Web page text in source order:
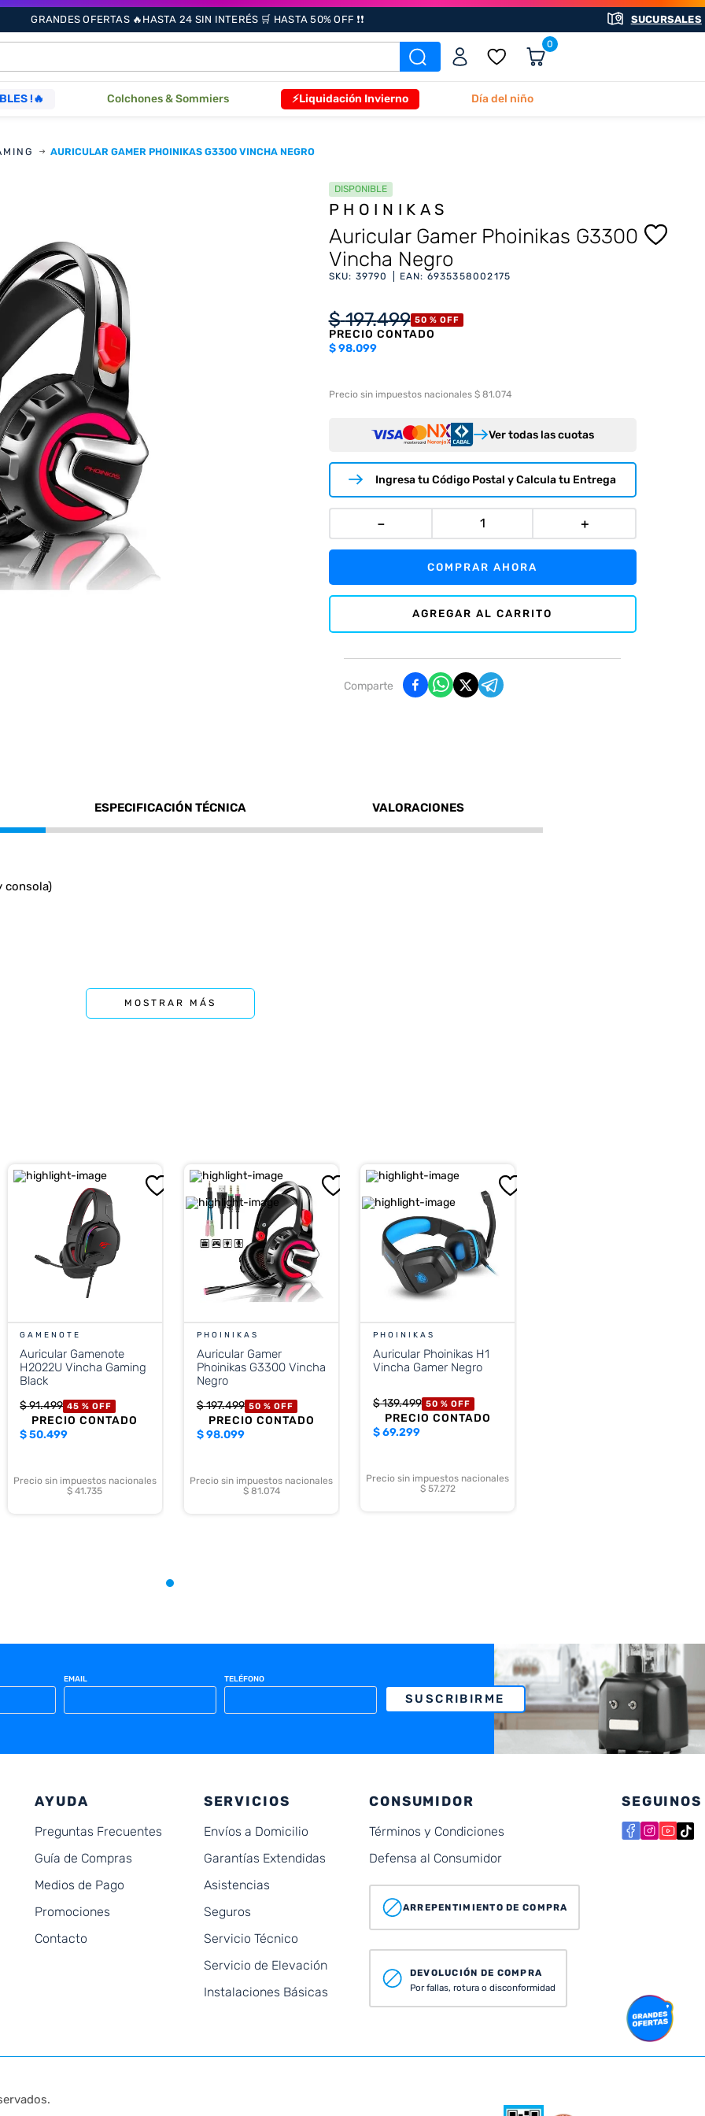
GRANDES OFERTAS 🔥HASTA 24 SIN INTERÉS 🛒 HASTA 50% OFF ❗❗ SUCURSALES
0
!🔥 Colchones & Sommiers ⚡Liquidación Invierno Día del niño
AURICULAR GAMER PHOINIKAS G3300 VINCHA NEGRO
DISPONIBLE
PHOINIKAS
Auricular Gamer Phoinikas G3300
Vincha Negro
SKU: 39790 EAN: 6935358002175
$ 197.499 50 % OFF
PRECIO CONTADO
$98.099
Precio sin impuestos nacionales $ 81.074
Ver todas las cuotas
Ingresa tu Código Postal y Calcula tu Entrega
＋
－
COMPRAR AHORA
AGREGAR AL CARRITO
Comparte
ESPECIFICACIÓN TÉCNICA VALORACIONES
consola)
tablet, PS4
compra
MOSTRAR MÁS
GAMENOTE
Auricular Gamenote
H2022U Vincha Gaming
Black
$91.499 45 % OFF
PRECIO CONTADO
$50.499
Precio sin impuestos nacionales
$ 41.735
PHOINIKAS
Auricular Gamer
Phoinikas G3300 Vincha
Negro
$197.499 50 % OFF
PRECIO CONTADO
$98.099
Precio sin impuestos nacionales
$ 81.074
PHOINIKAS
Auricular Phoinikas H1
Vincha Gamer Negro
$139.499 50 % OFF
PRECIO CONTADO
$69.299
Precio sin impuestos nacionales
$ 57.272
EMAIL TELÉFONO
SUSCRIBIRME
AYUDA
Preguntas Frecuentes
Guía de Compras
Medios de Pago
Promociones
Contacto
SERVICIOS
Envíos a Domicilio
Garantías Extendidas
Asistencias
Seguros
Servicio Técnico
Servicio de Elevación
Instalaciones Básicas
CONSUMIDOR
Términos y Condiciones
Defensa al Consumidor
ARREPENTIMIENTO DE COMPRA
DEVOLUCIÓN DE COMPRA
Por fallas, rotura o disconformidad
SEGUINOS
BUSCADOS